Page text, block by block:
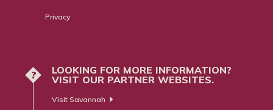
Privacy
?
LOOKING FOR MORE INFORMATION?
VISIT OUR PARTNER WEBSITES.
Visit Savannah